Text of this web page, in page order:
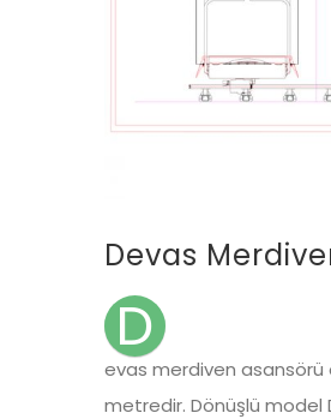
Devas
D
evas merdiven asansörü
metredir. Dönüşlü model